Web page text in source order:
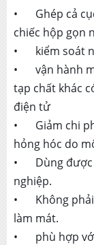
•
Ghép cả
chiếc hộp gọn
•
kiểm soát
•
vận hành
tạp chất khác
điện tử
•
Giảm chi
hỏng hóc do
•
Dùng
nghiệp.
•
Không
làm mát.
•
phù hợp